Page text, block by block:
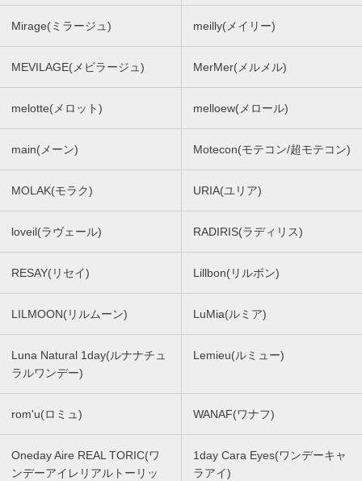
Mirage(ミラージュ) meilly(メイリー)
MEVILAGE(メビラージュ) MerMer(メルメル)
melotte(メロット) melloew(メロール)
main(メーン) Motecon(モテコン/超モテコン)
MOLAK(モラク) URIA(ユリア)
loveil(ラヴェール) RADIRIS(ラディリス)
RESAY(リセイ) Lillbon(リルボン)
LILMOON(リルムーン) LuMia(ルミア)
Luna Natural 1day(ルナナチュ
ラルワンデー)
Lemieu(ルミュー)
rom'u(ロミュ) WANAF(ワナフ)
Oneday Aire REAL TORIC(ワ
ンデーアイレリアルトーリッ
1day Cara Eyes(ワンデーキャ
ラアイ)